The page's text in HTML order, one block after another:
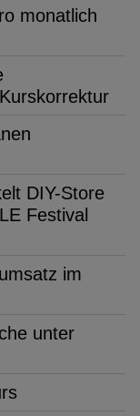
monatlich
DIY-Store
Festival
im
unter